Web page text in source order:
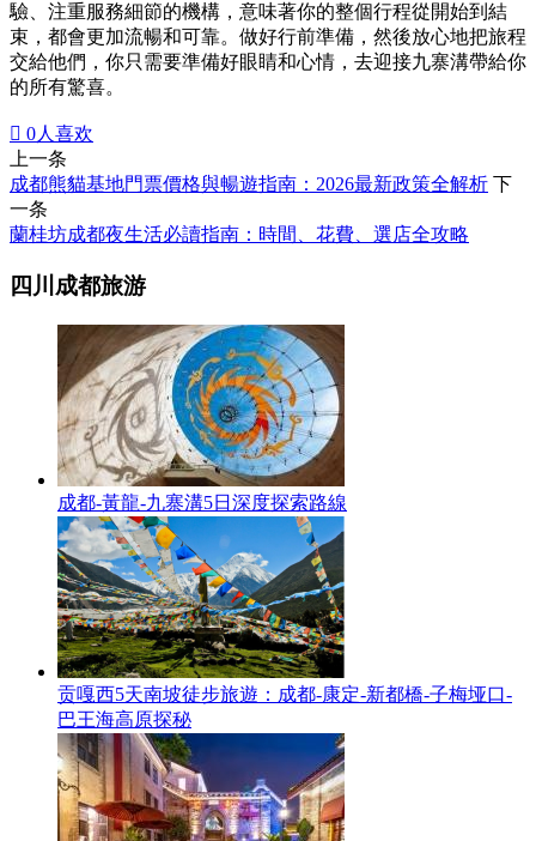
驗、注重服務細節的機構，意味著你的整個行程從開始到結
束，都會更加流暢和可靠。做好行前準備，然後放心地把旅程
交給他們，你只需要準備好眼睛和心情，去迎接九寨溝帶給你
的所有驚喜。
 0人喜欢
上一条
成都熊貓基地門票價格與暢遊指南：2026最新政策全解析 下
一条
蘭桂坊成都夜生活必讀指南：時間、花費、選店全攻略
四川成都旅游
成都-黃龍-九寨溝5日深度探索路線
贡嘎西5天南坡徒步旅遊：成都-康定-新都橋-子梅垭口-
巴王海高原探秘